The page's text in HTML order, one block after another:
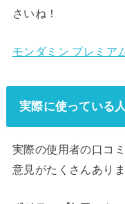
さいね！
モンダミン プレミア
実際に使っている
実際の使用者の口コ
意見がたくさんありま